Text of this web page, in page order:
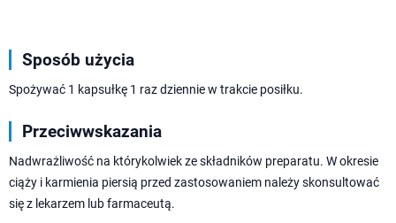
Sposób użycia
Spożywać 1 kapsułkę 1 raz dziennie w trakcie posiłku.
Przeciwwskazania
Nadwrażliwość na którykolwiek ze składników preparatu. W okresie
ciąży i karmienia piersią przed zastosowaniem należy skonsultować
się z lekarzem lub farmaceutą.